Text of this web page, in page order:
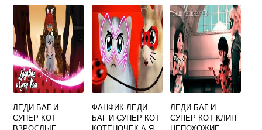
ЛЕДИ БАГ И
СУПЕР КОТ
ФАНФИК ЛЕДИ
БАГ И СУПЕР КОТ
ЛЕДИ БАГ И
СУПЕР КОТ КЛИП